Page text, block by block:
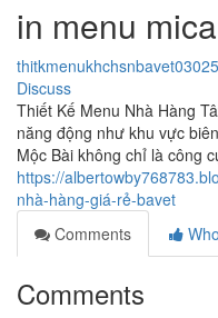
in menu
Discuss
Thiết Kế Menu Nhà Hàng
năng động như khu vực
Mộc Bài không chỉ là công
https://
nhà-hàng-giá-rẻ-bavet
Comments
Comments